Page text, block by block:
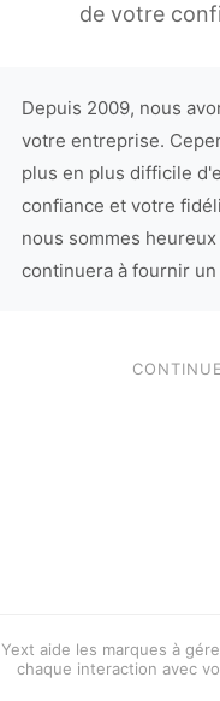
de votre
Depuis 2009, nous
votre entreprise.
plus en plus difficile
confiance et votre
nous sommes
continuera à fournir
Yext aide les marques à
chaque interaction avec